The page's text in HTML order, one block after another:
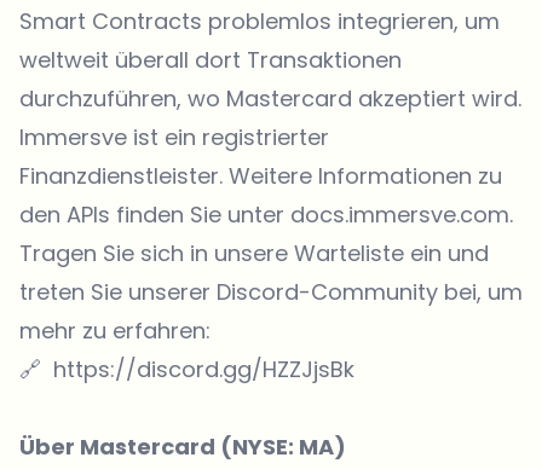
Smart Contracts problemlos integrieren, um
weltweit überall dort Transaktionen
durchzuführen, wo Mastercard akzeptiert wird.
Immersve ist ein registrierter
Finanzdienstleister. Weitere Informationen zu
den APIs finden Sie unter docs.immersve.com.
Tragen Sie sich in unsere Warteliste ein und
treten Sie unserer Discord-Community bei, um
mehr zu erfahren:
🔗 https://discord.gg/HZZJjsBk
Über Mastercard (NYSE: MA)